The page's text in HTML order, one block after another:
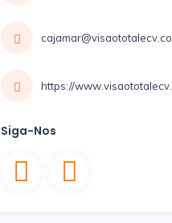
https://
Siga-Nos